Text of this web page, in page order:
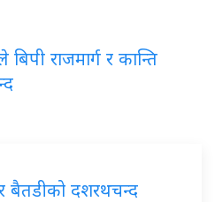
बिपी राजमार्ग र कान्ति
र बैतडीको दशरथचन्द